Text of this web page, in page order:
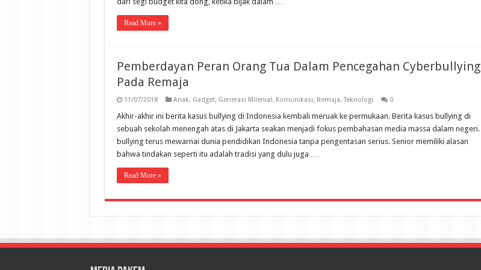
Read More »
Pemberdayan Peran Orang Tua Dalam Pencegahan Cyberbullying
Pada Remaja
11/07/2018 Anak, Gadget, Generasi Milenial, Komunikasi, Remaja,Teknologi 0
Akhir-akhir ini berita kasus bullying di Indonesia kembali meruak ke permukaan. Berita kasus bullying di
sebuah sekolah menengah atas di Jakarta seakan menjadi fokus pembahasan media massa dalam negeri.
bullying terus mewarnai dunia pendidikan Indonesia tanpa pengentasan serius. Senior memiliki alasan
bahwa tindakan seperti itu adalah tradisi yang dulu juga …
Read More »